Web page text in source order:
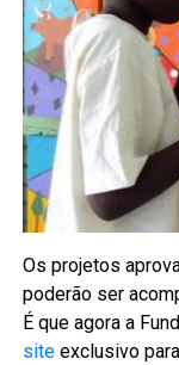
Os projetos
poderão ser
É que agora a
siteexclusivo